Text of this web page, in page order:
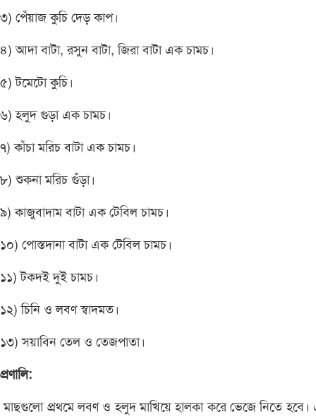
৩) পেঁয়াজ কুচি দেড় কাপ।
৪) আদা বাটা, রসুন বাটা, জিরা বাটা এক চামচ।
৫) টমেটো কুচি।
৬) হলুদ গুড়া এক চামচ।
৭) কাঁচা মরিচ বাটা এক চামচ।
৮) শুকনা মরিচ গুঁড়া।
৯) কাজুবাদাম বাটা এক টেবিল চামচ।
১০) পোস্তদানা বাটা এক টেবিল চামচ।
১১) টকদই দুই চামচ।
১২) চিনি ও লবণ স্বাদমত।
১৩) সয়াবিন তেল ও তেজপাতা।
প্রণালি:
মাছগুলো প্রথমে লবণ ও হলুদ মাখিয়ে হালকা করে ভেজে নিতে হবে।